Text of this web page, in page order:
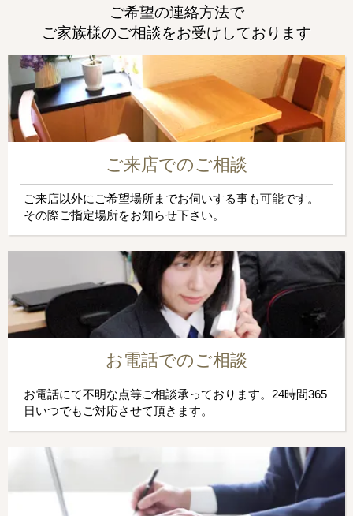
ご希望の連絡方法で
ご家族様のご相談をお受けしております
ご来店でのご相談
ご来店以外にご希望場所までお伺いする事も可能です。
その際ご指定場所をお知らせ下さい。
お電話でのご相談
お電話にて不明な点等ご相談承っております。24時間365
日いつでもご対応させて頂きます。